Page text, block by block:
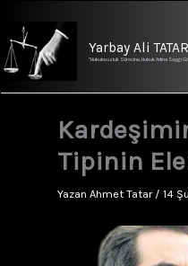
Yarbay Ali TATAR
"Hukuksuzluk Sürecine, Hukuk Adına Saygı
Tipinin
Yazan Ahmet Tatar / 14